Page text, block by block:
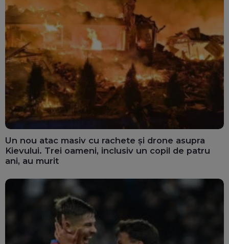
Un nou atac masiv cu rachete și drone asupra
Kievului. Trei oameni, inclusiv un copil de patru
ani, au murit